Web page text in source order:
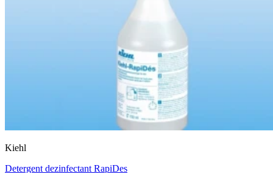
Kiehl
Detergent dezinfectant RapiDes